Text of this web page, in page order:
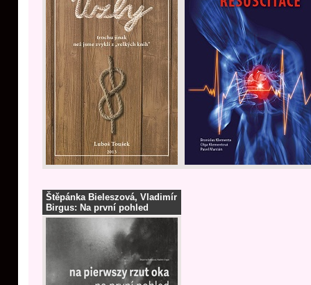
Štěpánka Bieleszová, Vladimír
Birgus: Na první pohled